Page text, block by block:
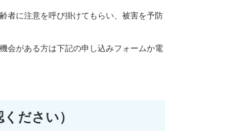
者に注意を呼び掛けてもらい、被害を予防
会がある方は下記の申し込みフォームか電
ださい）